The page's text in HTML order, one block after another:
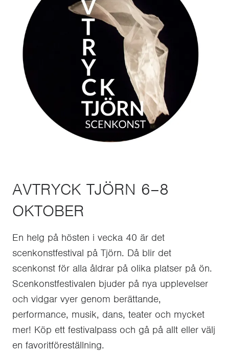
AVTRYCK TJÖRN 6–8
OKTOBER
En helg på hösten i vecka 40 är det
scenkonstfestival på Tjörn. Då blir det
scenkonst för alla åldrar på olika platser på ön.
Scenkonstfestivalen bjuder på nya upplevelser
och vidgar vyer genom berättande,
performance, musik, dans, teater och mycket
mer! Köp ett festivalpass och gå på allt eller välj
en favoritföreställning.